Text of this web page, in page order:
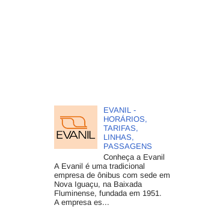
EVANIL -
HORÁRIOS,
TARIFAS,
LINHAS,
PASSAGENS
Conheça a Evanil
A Evanil é uma tradicional
empresa de ônibus com sede em
Nova Iguaçu, na Baixada
Fluminense, fundada em 1951.
A empresa es...